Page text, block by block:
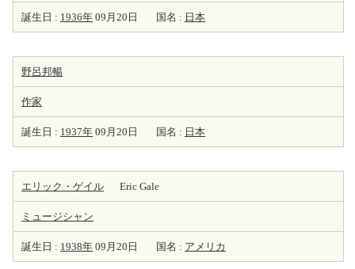
誕生日 : 1936年 09月20日 国名 : 日本
野呂邦暢
作家
誕生日 : 1937年 09月20日 国名 : 日本
エリック・ゲイル Eric Gale
ミュージシャン
誕生日 : 1938年 09月20日 国名 : アメリカ